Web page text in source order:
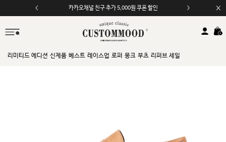
모바일 앱 자동 2,000원 할인
리미티드 에디션 신제품 베스트 레이스업 로퍼 몽크 부츠 리퍼브 세일